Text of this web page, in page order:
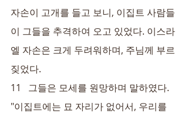
자손이 고개를 들고 보니, 이집트 사람들
이 그들을 추격하여 오고 있었다. 이스라
엘 자손은 크게 두려워하며, 주님께 부르
짖었다.
11   그들은 모세를 원망하며 말하였다.
"이집트에는 묘 자리가 없어서, 우리를